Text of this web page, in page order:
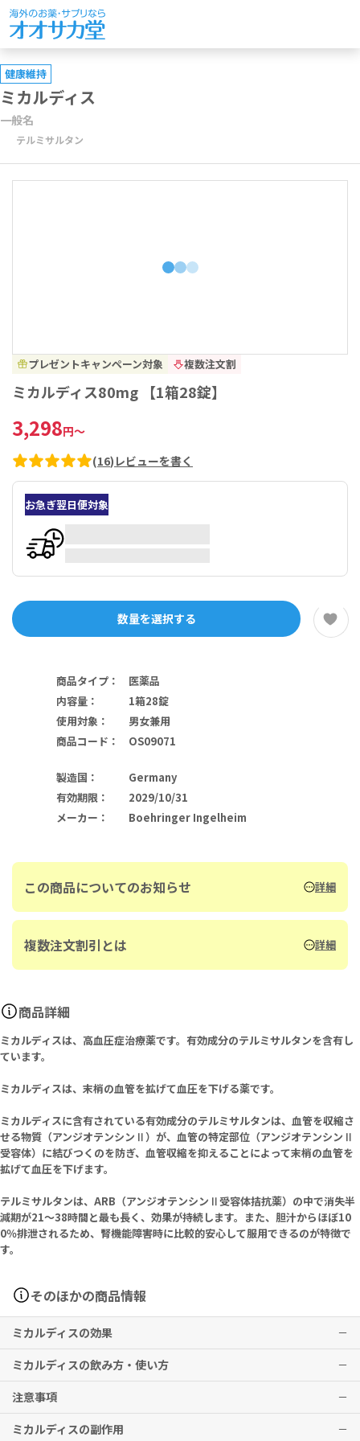
健康維持
ミカルディス
一般名
テルミサルタン
プレゼントキャンペーン対象 複数注文割
ミカルディス80mg 【1箱28錠】
3,298円～
(16) レビューを書く
お急ぎ翌日便対象
数量を選択する
商品タイプ ：
医薬品
内容量 ：
1箱28錠
使用対象 ：
男女兼用
商品コード ： OS09071
製造国 ：
Germany
有効期限 ：
2029/10/31
メーカー ： Boehringer Ingelheim
この商品についてのお知らせ 詳細
複数注文割引とは 詳細
商品詳細
ミカルディスは、高血圧症治療薬です。有効成分のテルミサルタンを含有し
ています。
ミカルディスは、末梢の血管を拡げて血圧を下げる薬です。
ミカルディスに含有されている有効成分のテルミサルタンは、血管を収縮さ
せる物質（アンジオテンシンⅡ）が、血管の特定部位（アンジオテンシンⅡ
受容体）に結びつくのを防ぎ、血管収縮を抑えることによって末梢の血管を
拡げて血圧を下げます。
テルミサルタンは、ARB（アンジオテンシンⅡ受容体拮抗薬）の中で消失半
減期が21～38時間と最も長く、効果が持続します。また、胆汁からほぼ10
0％排泄されるため、腎機能障害時に比較的安心して服用できるのが特徴で
す。
そのほかの商品情報
ミカルディスの効果
高血圧症
※効果には個人差がありますことを予めご了承ください。
ミカルディスの飲み方・使い方
通常、成人にはテルミサルタンとして40mg（0.5錠）を１日１回経口
投与する。ただし、１日20mg（0.25錠）から投与を開始し漸次増量
する。
注意事項
飲み忘れに気付いた際は、思い出したときすぐに服用してください。
ミカルディスの副作用